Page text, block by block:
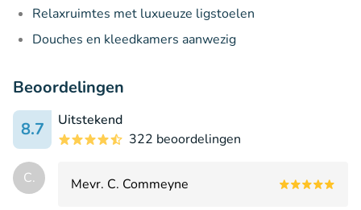
Relaxruimtes met luxueuze ligstoelen
Douches en kleedkamers aanwezig
Beoordelingen
8.7
Uitstekend
322 beoordelingen
C. Mevr. C. Commeyne